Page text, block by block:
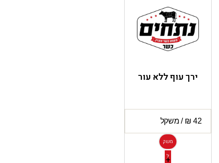
ירך עוף ללא עור
משק
ל
+